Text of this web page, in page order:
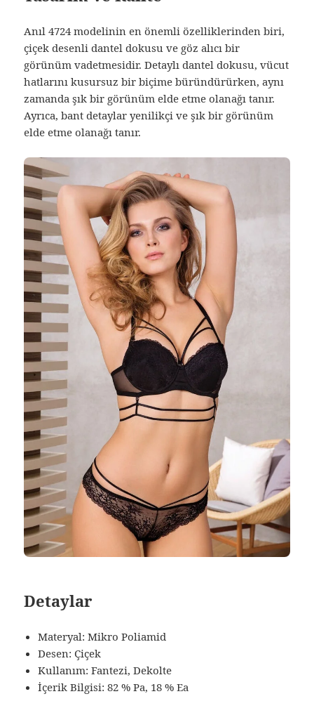
Anıl 4724 modelinin en önemli özelliklerinden biri,
çiçek desenli dantel dokusu ve göz alıcı bir
görünüm vadetmesidir. Detaylı dantel dokusu, vücut
hatlarını kusursuz bir biçime büründürürken, aynı
zamanda şık bir görünüm elde etme olanağı tanır.
Ayrıca, bant detaylar yenilikçi ve şık bir görünüm
elde etme olanağı tanır.
Detaylar
Materyal: Mikro Poliamid
Desen: Çiçek
Kullanım: Fantezi, Dekolte
İçerik Bilgisi: 82 % Pa, 18 % Ea